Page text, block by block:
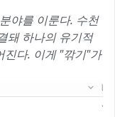
야를 이룬다. 수천
돼 하나의 유기적
진다. 이게 "깎기"가